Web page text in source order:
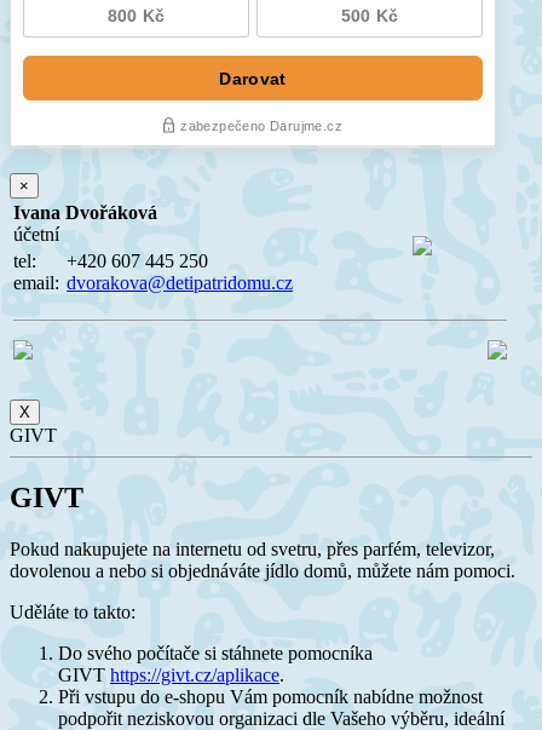
×
Ivana Dvořáková
účetní
tel:
email:
+420 607 445 250
dvorakova@detipatridomu.cz
X
GIVT
GIVT
Pokud nakupujete na internetu od svetru, přes parfém, televizor,
dovolenou a nebo si objednáváte jídlo domů, můžete nám pomoci.
Uděláte to takto:
Do svého počítače si stáhnete pomocníka
GIVT https://givt.cz/aplikace.
Při vstupu do e-shopu Vám pomocník nabídne možnost
podpořit neziskovou organizaci dle Vašeho výběru, ideální